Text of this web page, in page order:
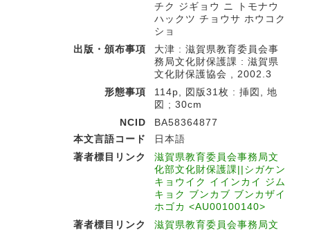
チク ジギョウ ニ トモナウ
ハックツ チョウサ ホウコク
ショ
出版・頒布事項
大津 : 滋賀県教育委員会事
務局文化財保護課 : 滋賀県
文化財保護協会 , 2002.3
形態事項
114p, 図版31枚 : 挿図, 地
図 ; 30cm
NCID
BA58364877
本文言語コード
日本語
著者標目リンク
滋賀県教育委員会事務局文
化部文化財保護課||シガケン
キョウイク イインカイ ジム
キョク ブンカブ ブンカザイ
ホゴカ <AU00100140>
著者標目リンク
滋賀県教育委員会事務局文